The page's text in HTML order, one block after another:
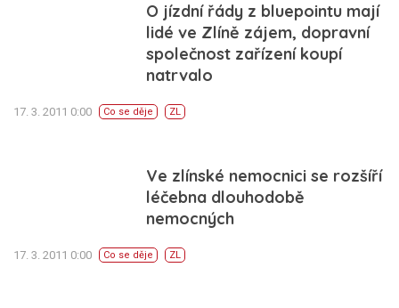
O jízdní řády z bluepointu mají
lidé ve Zlíně zájem, dopravní
společnost zařízení koupí
natrvalo
17. 3. 2011 0:00 Co se děje ZL
Ve zlínské nemocnici se rozšíří
léčebna dlouhodobě
nemocných
17. 3. 2011 0:00 Co se děje ZL